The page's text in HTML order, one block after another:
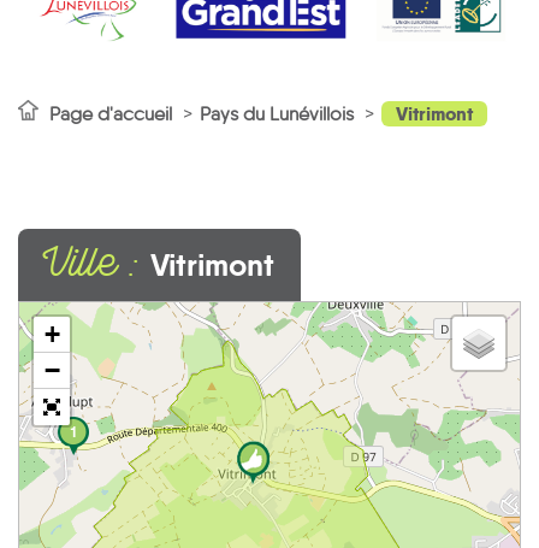
Page d'accueil Pays du Lunévillois Vitrimont
Ville : Vitrimont
1
+
−